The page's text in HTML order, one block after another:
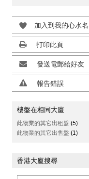
加入到我的心水
打印此頁
發送電郵給好友
報告錯誤
樓盤在相同大廈
此物業的其它出租盤 (5)
此物業的其它出售盤 (1)
香港大廈搜尋